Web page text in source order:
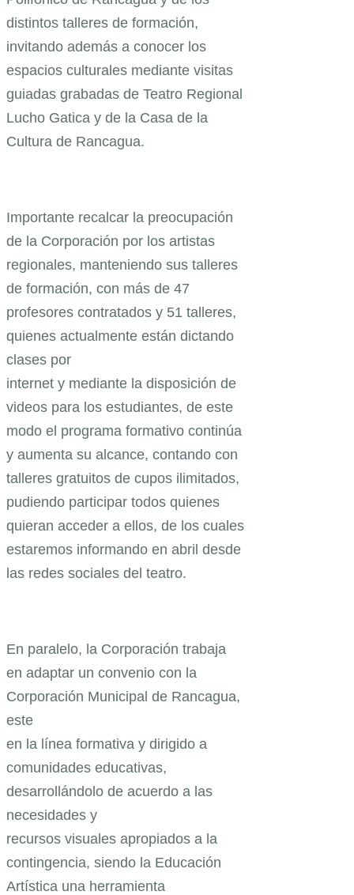
distintos talleres de formación,
invitando además a conocer los
espacios culturales mediante visitas
guiadas grabadas de Teatro Regional
Lucho Gatica y de la Casa de la
Cultura de Rancagua.
Importante recalcar la preocupación
de la Corporación por los artistas
regionales, manteniendo sus talleres
de formación, con más de 47
profesores contratados y 51 talleres,
quienes actualmente están dictando
clases por
internet y mediante la disposición de
videos para los estudiantes, de este
modo el programa formativo continúa
y aumenta su alcance, contando con
talleres gratuitos de cupos ilimitados,
pudiendo participar todos quienes
quieran acceder a ellos, de los cuales
estaremos informando en abril desde
las redes sociales del teatro.
En paralelo, la Corporación trabaja
en adaptar un convenio con la
Corporación Municipal de Rancagua,
este
en la línea formativa y dirigido a
comunidades educativas,
desarrollándolo de acuerdo a las
necesidades y
recursos visuales apropiados a la
contingencia, siendo la Educación
Artística una herramienta